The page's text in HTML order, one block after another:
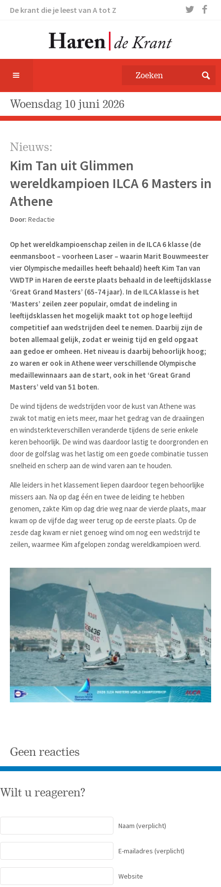
De krant die je leest van A tot Z
woensdag 10 juni 2026
Nieuws:
Kim Tan uit Glimmen
wereldkampioen ILCA 6 Masters in
Athene
Door: Redactie
Op het wereldkampioenschap zeilen in de ILCA 6 klasse (de
eenmansboot – voorheen Laser – waarin Marit Bouwmeester
vier Olympische medailles heeft behaald) heeft Kim Tan van
VWDTP in Haren de eerste plaats behaald in de leeftijdsklasse
‘Great Grand Masters’ (65-74 jaar). In de ILCA klasse is het
‘Masters’ zeilen zeer populair, omdat de indeling in
leeftijdsklassen het mogelijk maakt tot op hoge leeftijd
competitief aan wedstrijden deel te nemen. Daarbij zijn de
boten allemaal gelijk, zodat er weinig tijd en geld opgaat
aan gedoe er omheen. Het niveau is daarbij behoorlijk hoog;
zo waren er ook in Athene weer verschillende Olympische
medaillewinnaars aan de start, ook in het ‘Great Grand
Masters’ veld van 51 boten.
De wind tijdens de wedstrijden voor de kust van Athene was
zwak tot matig en iets meer, maar het gedrag van de draaiingen
en windsterkteverschillen veranderde tijdens de serie enkele
keren behoorlijk. De wind was daardoor lastig te doorgronden en
door de golfslag was het lastig om een goede combinatie tussen
snelheid en scherp aan de wind varen aan te houden.
Alle leiders in het klassement liepen daardoor tegen behoorlijke
missers aan. Na op dag één en twee de leiding te hebben
genomen, zakte Kim op dag drie weg naar de vierde plaats, maar
kwam op de vijfde dag weer terug op de eerste plaats. Op de
zesde dag kwam er niet genoeg wind om nog een wedstrijd te
zeilen, waarmee Kim afgelopen zondag wereldkampioen werd.
Geen reacties
Wilt u reageren?
Naam (verplicht)
E-mailadres (verplicht)
Website